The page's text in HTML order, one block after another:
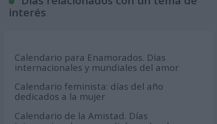
interés
Calendario para Enamorados. Días
internacionales y mundiales del amor
Calendario feminista: días del año
dedicados a la mujer
Calendario de la Amistad. Días